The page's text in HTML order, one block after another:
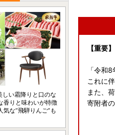
【重要
「令和
これに
また、
寄附者
しい霜降りと口のな
香りと味わいが特徴
な”飛騨りんご”も